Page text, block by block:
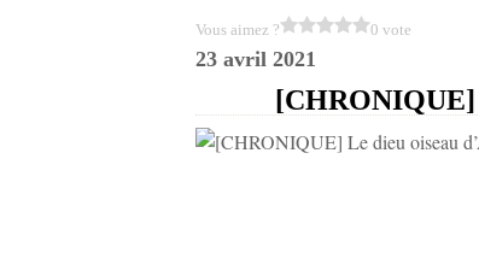
Vous aimez ? 0 vote
23 avril 2021
[CHRONIQUE]